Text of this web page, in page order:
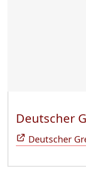
Deutscher
Deutscher